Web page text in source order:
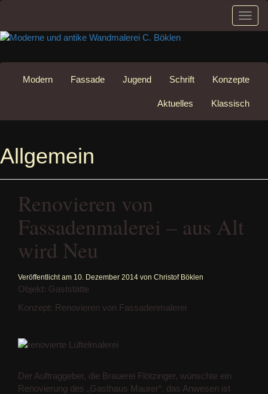
springen
Konzepte
Schrift
Jugend
Fassade
Modern
Klassisch
Aktuelles
Allgemein
Renovieren von
Fassadenmalerei – aus Alt
wird Neu
Veröffentlicht am 10. Dezember 2014 von Christof Böklen
Objekt: Gaststätte
Konzept: Renovieren von Fassadenmalerei
Der Auftraggeber, die Brauerei Flötzinger, wünschte ein
Renovierung des „Gasthaus Maurer“, das Anwesen ist